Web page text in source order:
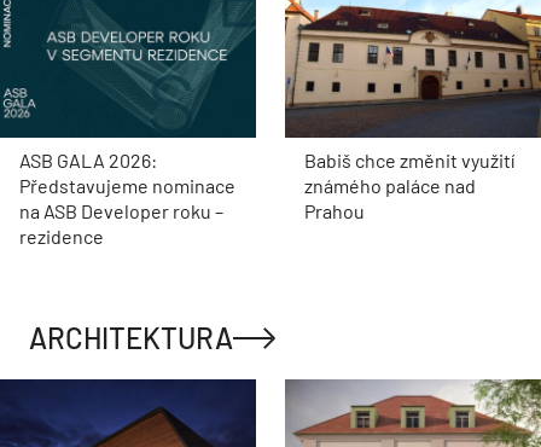
ASB GALA 2026:
Představujeme nominace
na ASB Developer roku –
rezidence
Babiš chce změnit využití
známého paláce nad
Prahou
ARCHITEKTURA